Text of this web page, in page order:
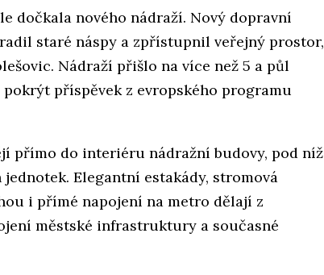
dočkala nového nádraží. Nový dopravní
staré náspy a zpřístupnil veřejný prostor,
Nádraží přišlo na více než 5 a půl
příspěvek z evropského programu
přímo do interiéru nádražní budovy, pod níž
Elegantní estakády, stromová
i přímé napojení na metro dělají z
městské infrastruktury a současné